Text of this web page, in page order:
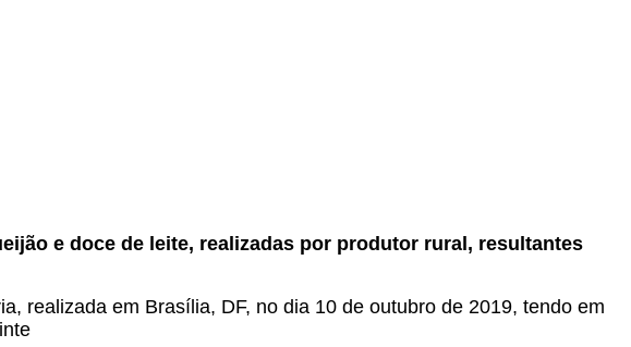
e doce de leite, realizadas por produtor rural, resultantes
realizada em Brasília, DF, no dia 10 de outubro de 2019, tendo em